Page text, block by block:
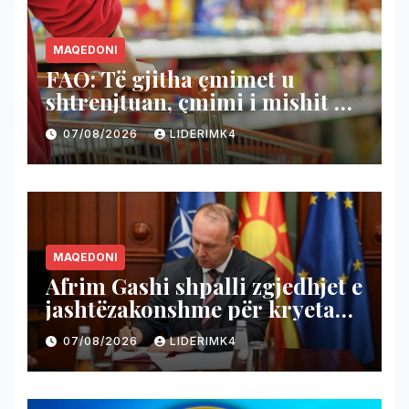
MAQEDONI
FAO: Të gjitha çmimet u
shtrenjtuan, çmimi i mishit u
lirua
07/08/2026 LIDERIMK4
MAQEDONI
Afrim Gashi shpalli zgjedhjet e
jashtëzakonshme për kryetar
të Komunës së Bërvenicës, do
të mbahen më 18 tetor
07/08/2026 LIDERIMK4